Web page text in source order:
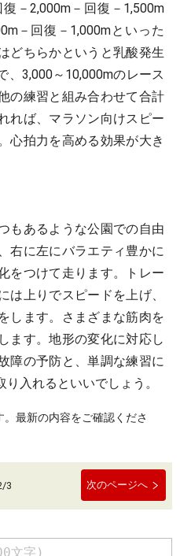
－2,000m－回復－1,500m
－回復－1,000mといった
どちらかというと乳酸発生
、3,000～10,000mのレース
の練習と組み合わせて合計
れば、マラソン向けスピー
心拍力を高める効果が大き
もあるような公園での自由
右に左にバラエティ豊かに
をつけて走ります。トレー
は上りでスピードを上げ、
します。さまざまな筋肉を
ます。地形の変化に対応し
障の予防と、単調な練習に
入れるといいでしょう。
最新の内容をご確認くださ
/3 次のページへ